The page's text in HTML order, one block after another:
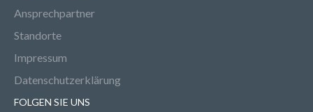
Ansprechpartner
Standorte
Impressum
Datenschutzerklärung
FOLGEN SIE UNS